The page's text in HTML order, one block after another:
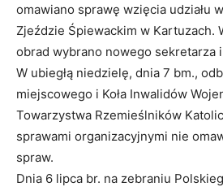
omawiano sprawę wzięcia udziału
Zjeździe Śpiewackim w Kartuzach.
obrad wybrano nowego sekretarza
W ubiegłą niedzielę, dnia 7 bm.,
miejscowego i Koła Inwalidów
Towarzystwa Rzemieślników
sprawami organizacyjnymi nie
spraw.
Dnia 6 lipca br. na zebraniu